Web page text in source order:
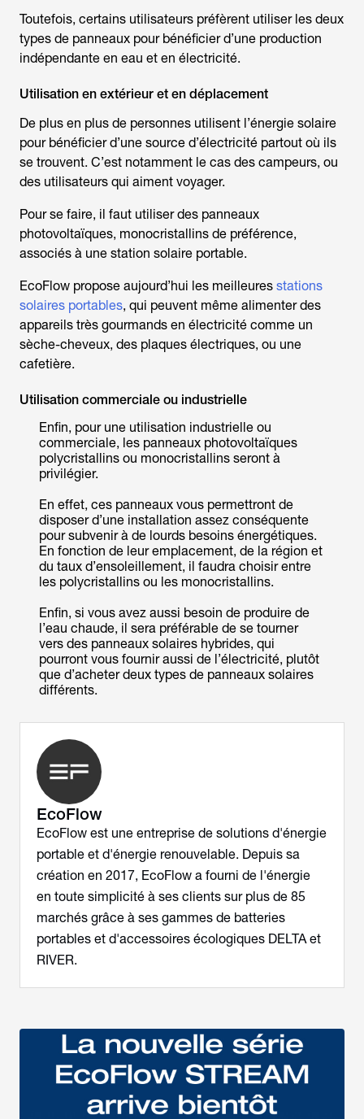
Toutefois, certains utilisateurs préfèrent utiliser les deux
types de panneaux pour bénéficier d’une production
indépendante en eau et en électricité.
Utilisation en extérieur et en déplacement
De plus en plus de personnes utilisent l’énergie solaire
pour bénéficier d’une source d’électricité partout où ils
se trouvent. C’est notamment le cas des campeurs, ou
des utilisateurs qui aiment voyager.
Pour se faire, il faut utiliser des panneaux
photovoltaïques, monocristallins de préférence,
associés à une station solaire portable.
EcoFlow propose aujourd’hui les meilleures stations
solaires portables, qui peuvent même alimenter des
appareils très gourmands en électricité comme un
sèche-cheveux, des plaques électriques, ou une
cafetière.
Utilisation commerciale ou industrielle
Enfin, pour une utilisation industrielle ou
commerciale, les panneaux photovoltaïques
polycristallins ou monocristallins seront à
privilégier.
En effet, ces panneaux vous permettront de
disposer d’une installation assez conséquente
pour subvenir à de lourds besoins énergétiques.
En fonction de leur emplacement, de la région et
du taux d’ensoleillement, il faudra choisir entre
les polycristallins ou les monocristallins.
Enfin, si vous avez aussi besoin de produire de
l’eau chaude, il sera préférable de se tourner
vers des panneaux solaires hybrides, qui
pourront vous fournir aussi de l’électricité, plutôt
que d’acheter deux types de panneaux solaires
différents.
EcoFlow
EcoFlow est une entreprise de solutions d'énergie
portable et d'énergie renouvelable. Depuis sa
création en 2017, EcoFlow a fourni de l'énergie
en toute simplicité à ses clients sur plus de 85
marchés grâce à ses gammes de batteries
portables et d'accessoires écologiques DELTA et
RIVER.